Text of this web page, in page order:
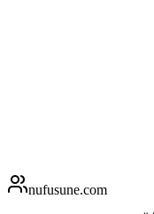
nufusune.com